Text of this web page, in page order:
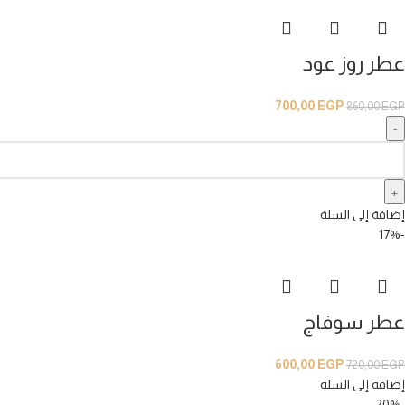
عطر روز عود
860,00EGP
700,00 EGP
إضافة إلى السلة
-17%
عطر سوفاج
720,00EGP
600,00 EGP
إضافة إلى السلة